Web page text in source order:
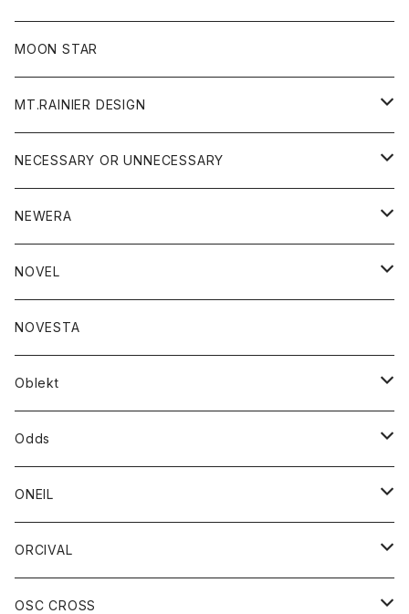
フリース
ジャケット
ニット
パンツ
帽子
MOON STAR
MT.RAINIER DESIGN
アウター
コート
ジャケット
アクセサリー
バッグ
グッズ
ウォレット
靴
トップス
ジャケット
シャツ
ボトム
ショートパンツ
パンツ
レディース
シャツ
Tシャツ
NECESSARY OR UNNECESSARY
アウター
コート
ジャケット
アクセサリー
バッグ
ブレスレット
グッズ
靴
ストール/マフラー
トップス
シャツ
シャツジャケット
ボトム
ショートパンツ
ジーンズ
NEWERA
帽子
NOVEL
トップス
カットソー
スエット
ボトム
NOVESTA
Oblekt
ボトム
ショートパンツ
パンツ
レディース
ボトム
Odds
帽子
ONEIL
スカート
ORCIVAL
アウター
OSC CROSS